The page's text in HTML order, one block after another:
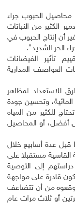
محاصيل الحبوب جراء
الكثير من النباتات
أن إنتاج الحبوب في
الحر الشديد".
تأثير الفيضانات
العواصف المدارية
للاستعداد لمظاهر
وتحسين جودة
للكثير من المياه
أفضل، أو المحاصيل
عدة أسابيع خلال
القاسية مستقبلا على
إلى التوصية
قادرة على مواجهة
من أن تتضاعف
أو ثلاث مرات عام